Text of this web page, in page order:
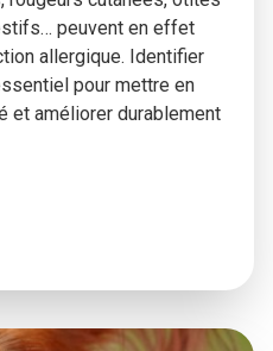
peuvent en effet
allergique. Identifier
pour mettre en
et améliorer durablement